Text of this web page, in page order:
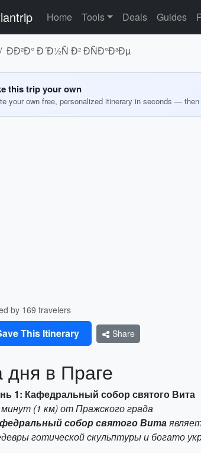
Home Tools Deals Guides
ÐÐ²Ð° Ð´Ð½Ñ Ð² ÐÑÐ°Ð³Ðµ
this trip your own
your own free, personalized itinerary in seconds —
by 169 travelers
This Itinerary Share
дня в Праге
1: Кафедральный собор святого Вита
минут (1 км) от Пражского града
собор святого Вита
готической скульптуры и богато